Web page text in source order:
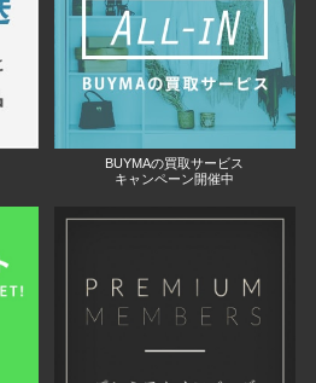
BUYMAの買取サービス
キャンペーン開催中